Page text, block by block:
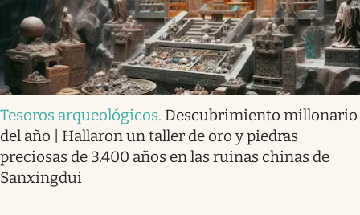
Tesoros arqueológicos. Descubrimiento millonario
del año | Hallaron un taller de oro y piedras
preciosas de 3.400 años en las ruinas chinas de
Sanxingdui